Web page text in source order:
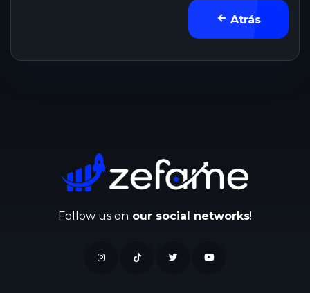
Atrás
Follow us on our social networks!